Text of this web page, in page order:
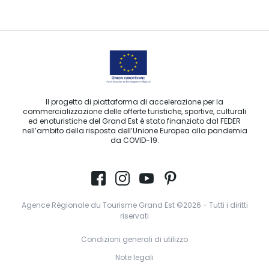
Il progetto di piattaforma di accelerazione per la
commercializzazione delle offerte turistiche, sportive, culturali
ed enoturistiche del Grand Est è stato finanziato dal FEDER
nell’ambito della risposta dell’Unione Europea alla pandemia
da COVID-19.
Agence Régionale du Tourisme Grand Est ©2026 - Tutti i diritti
riservati
Condizioni generali di utilizzo
Note legali